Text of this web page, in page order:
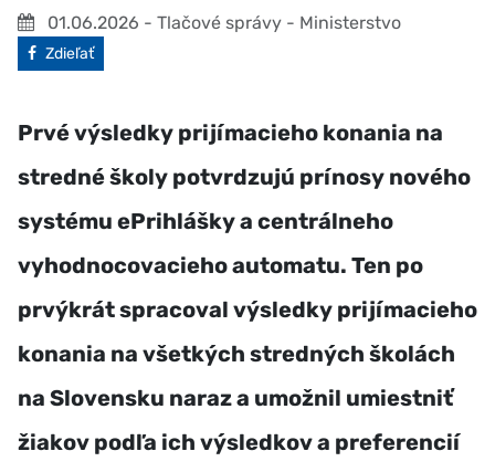
01.06.2026 - Tlačové správy - Ministerstvo
Facebook
Zdieľať
Prvé výsledky prijímacieho konania na
stredné školy potvrdzujú prínosy nového
systému ePrihlášky a centrálneho
vyhodnocovacieho automatu. Ten po
prvýkrát spracoval výsledky prijímacieho
konania na všetkých stredných školách
na Slovensku naraz a umožnil umiestniť
žiakov podľa ich výsledkov a preferencií